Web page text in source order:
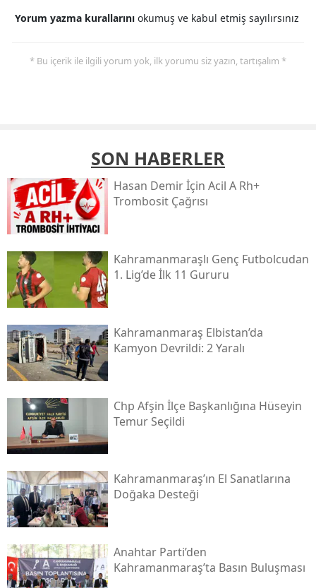
Yorum yazma kurallarını okumuş ve kabul etmiş sayılırsınız
* Bu içerik ile ilgili yorum yok, ilk yorumu siz yazın, tartışalım *
SON HABERLER
Hasan Demir İçin Acil A Rh+
Trombosit Çağrısı
Kahramanmaraşlı Genç Futbolcudan
1. Lig’de İlk 11 Gururu
Kahramanmaraş Elbistan’da
Kamyon Devrildi: 2 Yaralı
Chp Afşin İlçe Başkanlığına Hüseyin
Temur Seçildi
Kahramanmaraş’ın El Sanatlarına
Doğaka Desteği
Anahtar Parti’den
Kahramanmaraş’ta Basın Buluşması